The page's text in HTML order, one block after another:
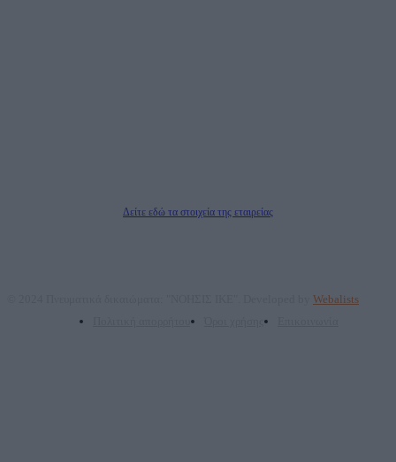
Δείτε εδώ τα στοιχεία της εταιρείας
Webalists